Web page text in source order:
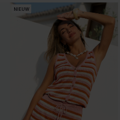
NIEUW